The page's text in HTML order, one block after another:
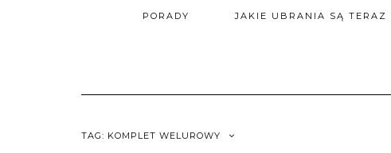
PORADY JAKIE UBRANIA SĄ TERAZ
TAG: KOMPLET WELUROWY